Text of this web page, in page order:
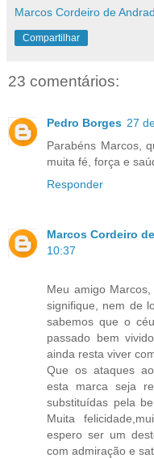
Marcos Cordeiro de
Compartilhar
23 comentários:
Pedro Borges 27
Parabéns Marcos,
muita fé, força e
Responder
Marcos Cordeiro
10:37
Meu amigo
signifique, nem de
sabemos que o
passado bem
ainda resta viver
Que os ataques
esta marca seja
substituídas pela
Muita
espero ser um
com admiração e